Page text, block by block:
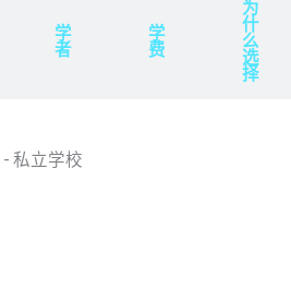
学
者
学
费
为
什
么
选
择
- 私立学校